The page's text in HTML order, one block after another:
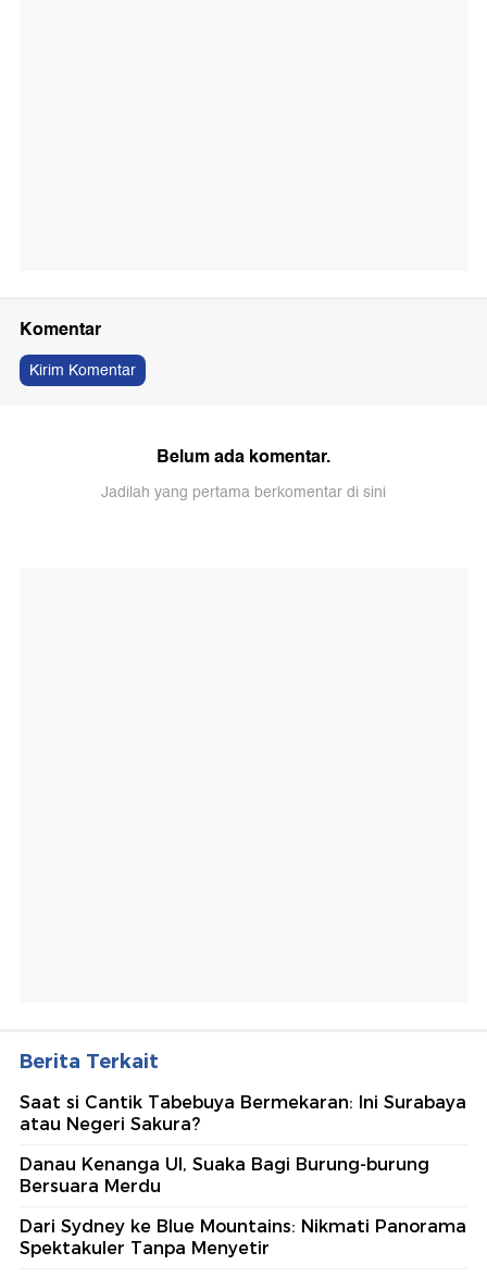
Komentar
Kirim Komentar
Belum ada komentar.
Jadilah yang pertama berkomentar di sini
Berita Terkait
Saat si Cantik Tabebuya Bermekaran: Ini Surabaya
atau Negeri Sakura?
Danau Kenanga UI, Suaka Bagi Burung-burung
Bersuara Merdu
Dari Sydney ke Blue Mountains: Nikmati Panorama
Spektakuler Tanpa Menyetir